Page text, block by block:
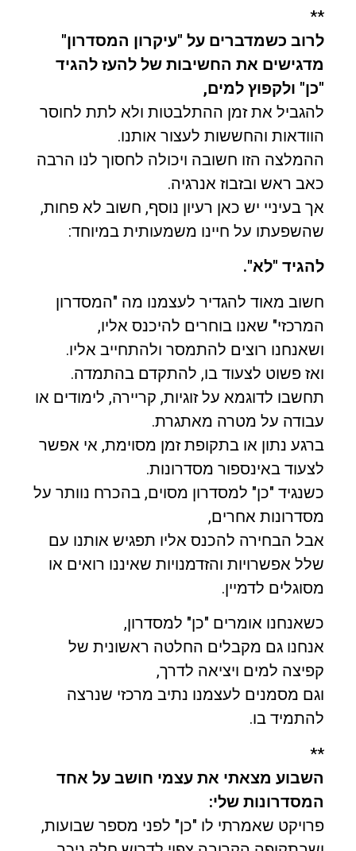
**
לרוב כשמדברים על "עיקרון המסדרון"
מדגישים את החשיבות של להעז להגיד
"כן" ולקפוץ למים,
להגביל את זמן ההתלבטות ולא לתת לחוסר
הוודאות והחששות לעצור אותנו.
ההמלצה הזו חשובה ויכולה לחסוך לנו הרבה
כאב ראש ובזבוז אנרגיה.
אך בעיניי יש כאן רעיון נוסף, חשוב לא פחות,
שהשפעתו על חיינו משמעותית במיוחד:
להגיד "לא".
חשוב מאוד להגדיר לעצמנו מה "המסדרון
המרכזי" שאנו בוחרים להיכנס אליו,
ושאנחנו רוצים להתמסר ולהתחייב אליו.
ואז פשוט לצעוד בו, להתקדם בהתמדה.
תחשבו לדוגמא על זוגיות, קריירה, לימודים או
עבודה על מטרה מאתגרת.
ברגע נתון או בתקופת זמן מסוימת, אי אפשר
לצעוד באינספור מסדרונות.
כשנגיד "כן" למסדרון מסוים, בהכרח נוותר על
מסדרונות אחרים,
אבל הבחירה להכנס אליו תפגיש אותנו עם
שלל אפשרויות והזדמנויות שאיננו רואים או
מסוגלים לדמיין.
כשאנחנו אומרים "כן" למסדרון,
אנחנו גם מקבלים החלטה ראשונית של
קפיצה למים ויציאה לדרך,
וגם מסמנים לעצמנו נתיב מרכזי שנרצה
להתמיד בו.
**
השבוע מצאתי את עצמי חושב על אחד
המסדרונות שלי:
פרויקט שאמרתי לו "כן" לפני מספר שבועות,